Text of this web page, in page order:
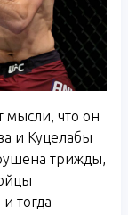
мысли, что он
и Куцелабы
трижды,
тогда